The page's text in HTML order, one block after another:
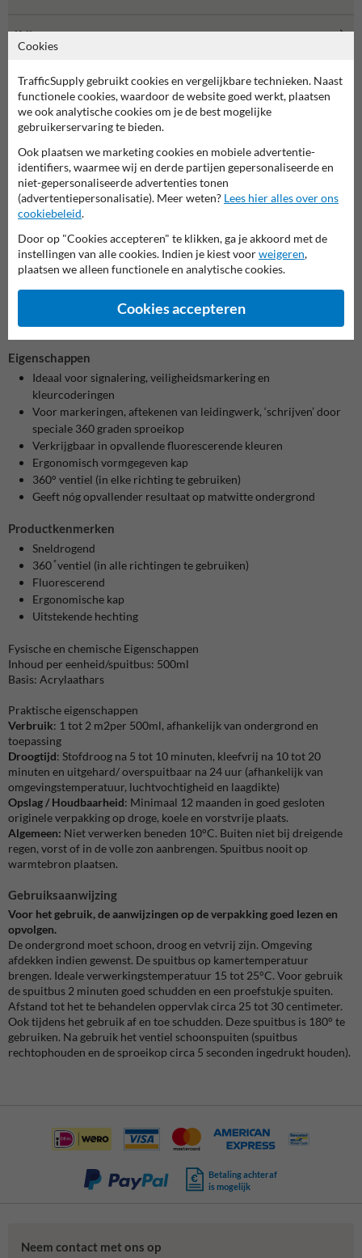
Krijtspray
Multimarker fluorescerend
Beschikbare kleuren markeerspray
Multimarker fluorescerende markeerspray / fluor roze
Multimarker fluorescerende markeerspray / fluor rood
Multimarker fluorescerende markeerspray / fluor oranje
Multimarker fluorescerende markeerspray / fluor geel
Multimarker fluorescerende markeerspray / fluor groen
Multimarker fluorescerende markeerspray / fluor blauw
Toepassingen / ondergrond
Metaal, metselwerk, beton, hout
Ideaal voor het spuiten van teksten of stippen
Eigenschappen
Ideaal voor signalering, veiligheidsmarkering en
kleurcoderingen
Voor markeringen, aftekenen van leidingwerk, ‘schrijven’ door
speciale 360 graden sproeikop
Verkrijgbaar in opvallende fluorescerende kleuren
Ergonomisch vormgegeven kap
360° ventiel (in elke richting te gebruiken)
Geeft nóg opvallender resultaat op matwitte ondergrond
Productkenmerken
Sneldrogend
360 ̊ ventiel (in alle richtingen te gebruiken)
Fluorescerend
Ergonomische kap
Uitstekende hechting
Fysische en chemische Eigenschappen
Inhoud per eenheid/spuitbus: 500ml
Basis: Acrylaathars
Praktische eigenschappen
Verbruik: 1 tot 2 m2per 500ml, afhankelijk van ondergrond en
toepassing
Droogtijd: Stofdroog na 5 tot 10 minuten, kleefvrij na 10 tot 20
minuten en uitgehard/ overspuitbaar na 24 uur (afhankelijk van
omgevingstemperatuur, luchtvochtigheid en laagdikte)
Opslag / Houdbaarheid: Minimaal 12 maanden in goed gesloten
originele verpakking op droge, koele en vorstvrije plaats.
Algemeen: Niet verwerken beneden 10°C. Buiten niet bij dreigende
regen, vorst of in de volle zon aanbrengen. Spuitbus nooit op
warmtebron plaatsen.
Gebruiksaanwijzing
Voor het gebruik, de aanwijzingen op de verpakking goed lezen en
opvolgen.
De ondergrond moet schoon, droog en vetvrij zijn. Omgeving
afdekken indien gewenst. De spuitbus op kamertemperatuur
brengen. Ideale verwerkingstemperatuur 15 tot 25°C. Voor gebruik
de spuitbus 2 minuten goed schudden en een proefstukje spuiten.
Afstand tot het te behandelen oppervlak circa 25 tot 30 centimeter.
Ook tijdens het gebruik af en toe schudden. Deze spuitbus is 180° te
gebruiken. Na gebruik het ventiel schoonspuiten (spuitbus
rechtophouden en de sproeikop circa 5 seconden ingedrukt houden).
Betaling achteraf
is mogelijk
Neem contact met ons op
Cookies
TrafficSupply gebruikt cookies en vergelijkbare technieken. Naast
functionele cookies, waardoor de website goed werkt, plaatsen
we ook analytische cookies om je de best mogelijke
gebruikerservaring te bieden.
Ook plaatsen we marketing cookies en mobiele advertentie-
identifiers, waarmee wij en derde partijen gepersonaliseerde en
niet-gepersonaliseerde advertenties tonen
(advertentiepersonalisatie). Meer weten? Lees hier alles over ons
cookiebeleid.
Door op "Cookies accepteren" te klikken, ga je akkoord met de
instellingen van alle cookies. Indien je kiest voorweigeren,
plaatsen we alleen functionele en analytische cookies.
Cookies accepteren